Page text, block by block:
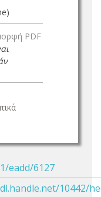
PDF
eadd/6127
10442/